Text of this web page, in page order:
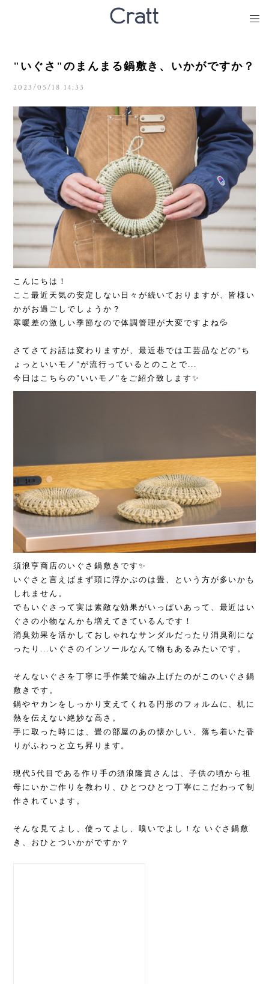
"いぐさ"のまんまる鍋敷き、いかがですか？
2023/05/18 14:33
こんにちは！
ここ最近天気の安定しない日々が続いておりますが、皆様い
かがお過ごしでしょうか？
寒暖差の激しい季節なので体調管理が大変ですよね💦
さてさてお話は変わりますが、最近巷では工芸品などの"ち
ょっといいモノ"が流行っているとのことで...
今日はこちらの"いいモノ"をご紹介致します✨
須浪亨商店のいぐさ鍋敷きです✨
いぐさと言えばまず頭に浮かぶのは畳、という方が多いかも
しれません。
でもいぐさって実は素敵な効果がいっぱいあって、最近はい
ぐさの小物なんかも増えてきているんです！
消臭効果を活かしておしゃれなサンダルだったり消臭剤にな
ったり...いぐさのインソールなんて物もあるみたいです。
そんないぐさを丁寧に手作業で編み上げたのがこのいぐさ鍋
敷きです。
鍋やヤカンをしっかり支えてくれる円形のフォルムに、机に
熱を伝えない絶妙な高さ。
手に取った時には、畳の部屋のあの懐かしい、落ち着いた香
りがふわっと立ち昇ります。
現代5代目である作り手の須浪隆貴さんは、子供の頃から祖
母にいかご作りを教わり、ひとつひとつ丁寧にこだわって制
作されています。
そんな見てよし、使ってよし、嗅いでよし！な いぐさ鍋敷
き、おひとついかがですか？